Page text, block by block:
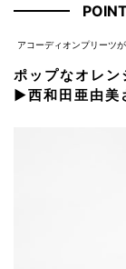
アコーディオンプリーツ
ポップなオレン
▶︎西和田亜由美